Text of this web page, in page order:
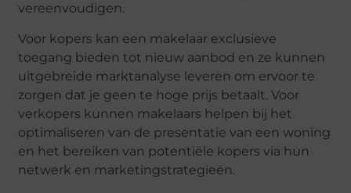
vereenvoudigen.
Voor kopers kan een makelaar exclusieve
toegang bieden tot nieuw aanbod en ze kunnen
uitgebreide marktanalyse leveren om ervoor te
zorgen dat je geen te hoge prijs betaalt. Voor
verkopers kunnen makelaars helpen bij het
optimaliseren van de presentatie van een woning
en het bereiken van potentiële kopers via hun
netwerk en marketingstrategieën.